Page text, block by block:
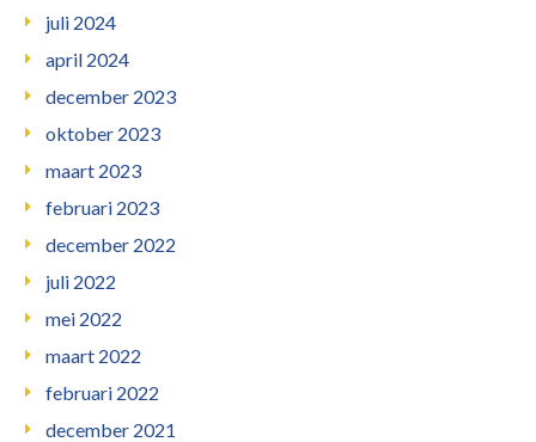
juli 2024
april 2024
december 2023
oktober 2023
maart 2023
februari 2023
december 2022
juli 2022
mei 2022
maart 2022
februari 2022
december 2021